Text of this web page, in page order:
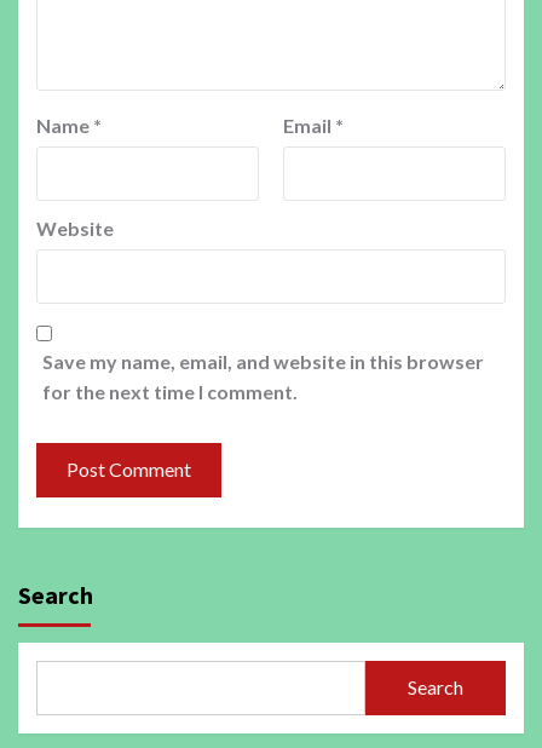
Name * Email *
Website
Save my name, email, and website in this browser
for the next time I comment.
Search
Search